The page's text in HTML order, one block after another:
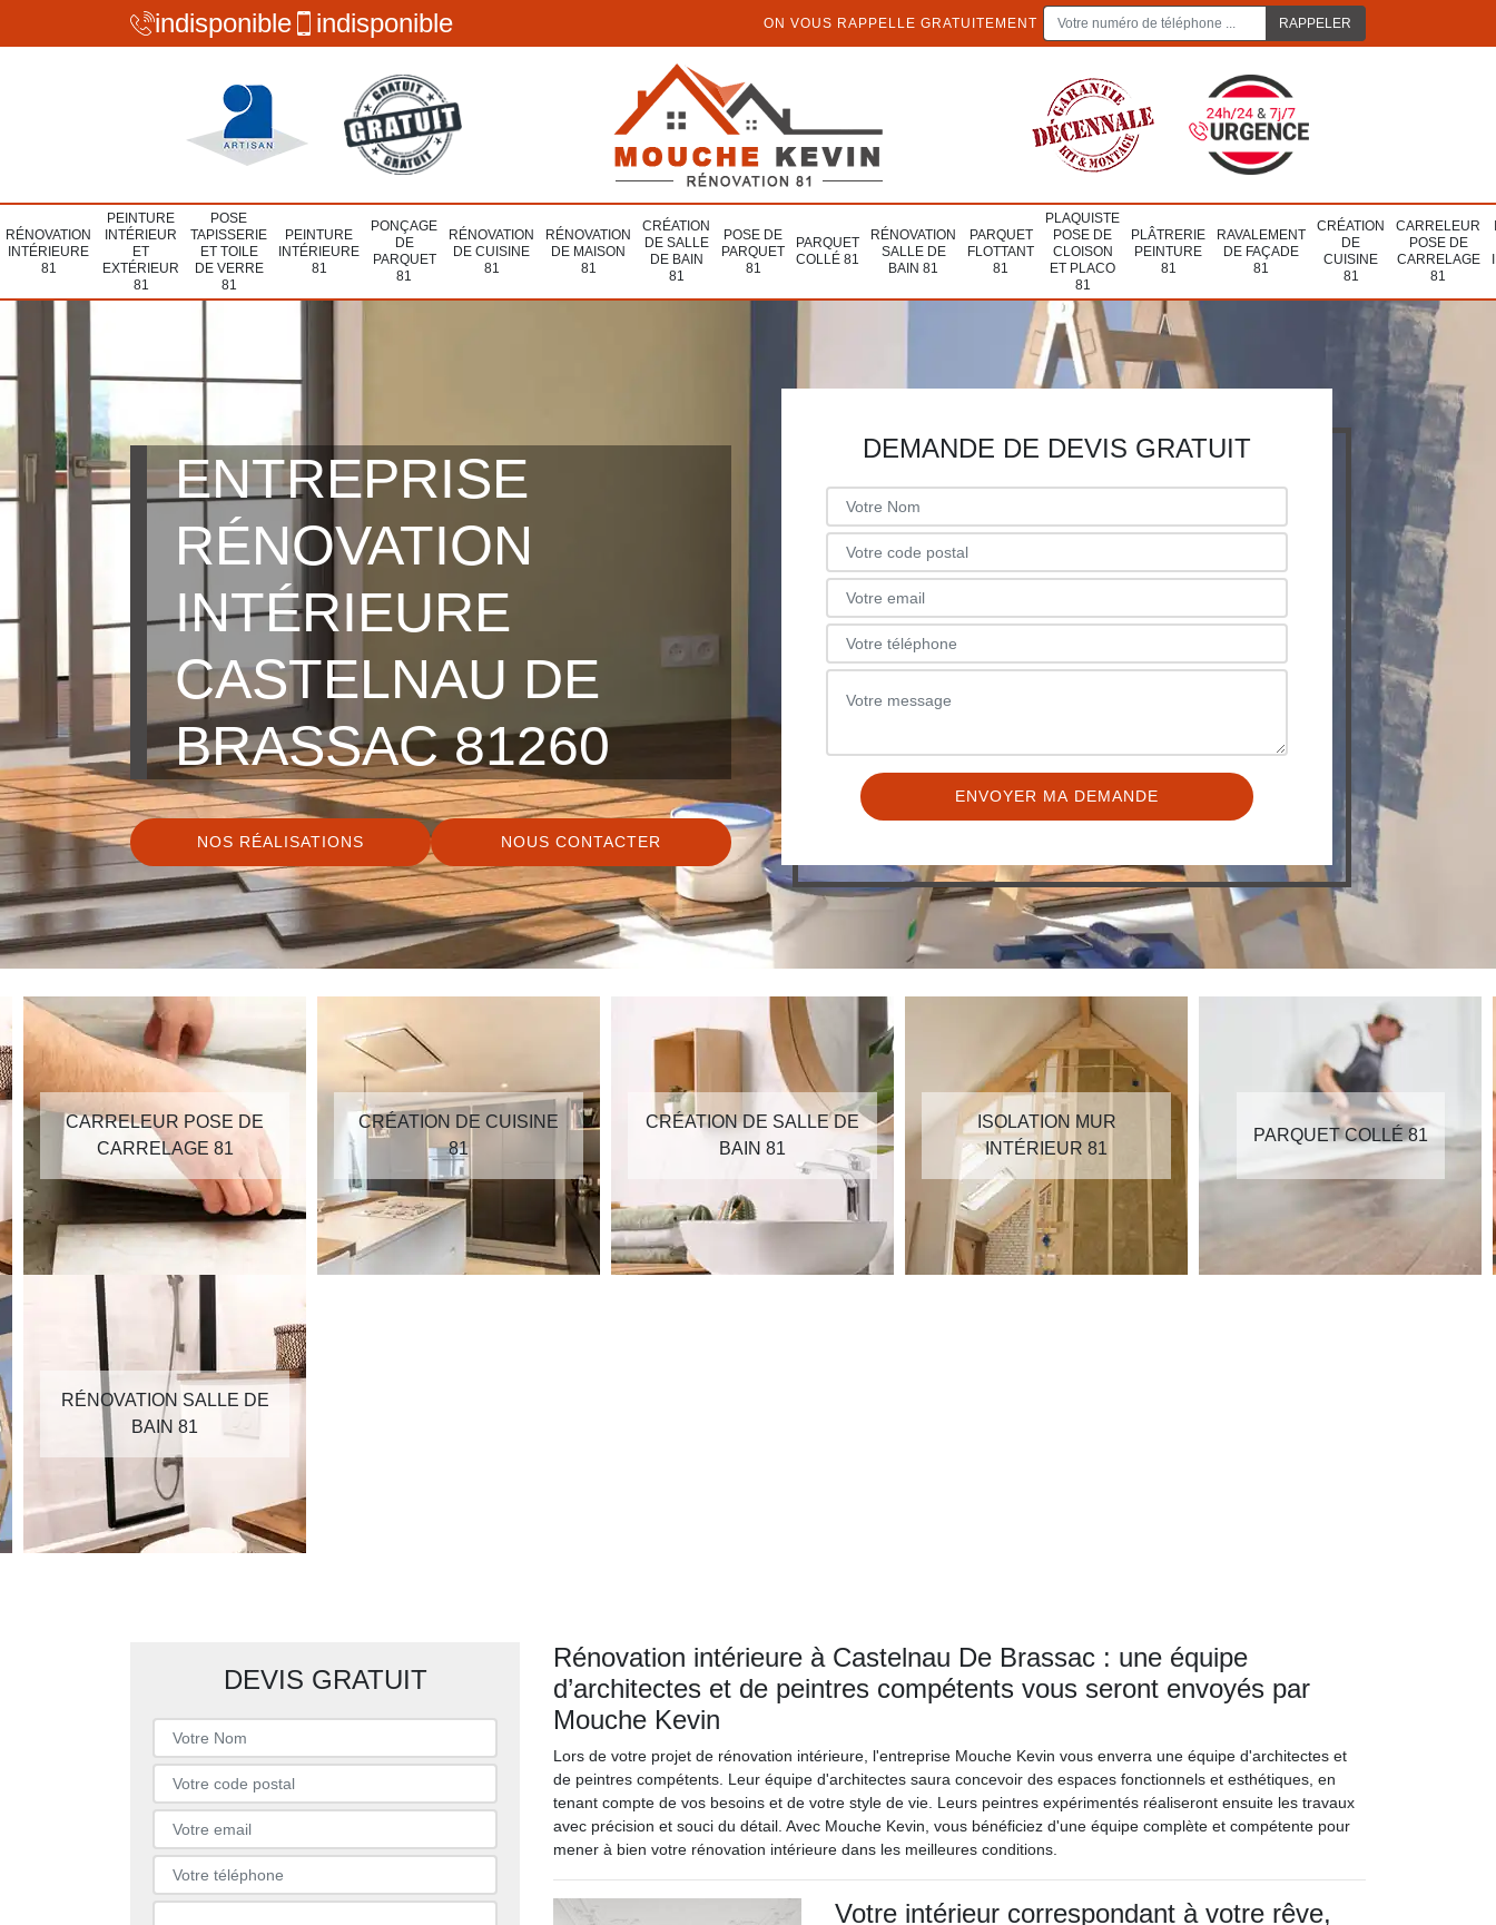
indisponible indisponible ON VOUS RAPPELLE GRATUITEMENT
RÉNOVATION
INTÉRIEURE
81
PEINTURE
INTÉRIEUR
ET
EXTÉRIEUR
81
POSE
TAPISSERIE
ET TOILE
DE VERRE
81
PEINTURE
INTÉRIEURE
81
PONÇAGE
DE
PARQUET
81
RÉNOVATION
DE CUISINE
81
RÉNOVATION
DE MAISON
81
CRÉATION
DE SALLE
DE BAIN
81
POSE DE
PARQUET
81
PARQUET
COLLÉ 81
RÉNOVATION
SALLE DE
BAIN 81
PARQUET
FLOTTANT
81
PLAQUISTE
POSE DE
CLOISON
ET PLACO
81
PLÂTRERIE
PEINTURE
81
RAVALEMENT
DE FAÇADE
81
CRÉATION
DE
CUISINE
81
CARRELEUR
POSE DE
CARRELAGE
81
ENTREPRISE
RÉNOVATION
INTÉRIEURE
CASTELNAU DE
BRASSAC 81260
NOS RÉALISATIONS NOUS CONTACTER
DEMANDE DE DEVIS GRATUIT
CARRELEUR POSE DE
CARRELAGE 81
CRÉATION DE CUISINE
81
CRÉATION DE SALLE DE
BAIN 81
ISOLATION MUR
INTÉRIEUR 81
PARQUET COLLÉ 81
RÉNOVATION SALLE DE
BAIN 81
DEVIS GRATUIT
Rénovation intérieure à Castelnau De Brassac : une équipe
d’architectes et de peintres compétents vous seront envoyés par
Mouche Kevin
Lors de votre projet de rénovation intérieure, l'entreprise Mouche Kevin vous enverra une équipe d'architectes et
de peintres compétents. Leur équipe d'architectes saura concevoir des espaces fonctionnels et esthétiques, en
tenant compte de vos besoins et de votre style de vie. Leurs peintres expérimentés réaliseront ensuite les travaux
avec précision et souci du détail. Avec Mouche Kevin, vous bénéficiez d'une équipe complète et compétente pour
mener à bien votre rénovation intérieure dans les meilleures conditions.
Votre intérieur correspondant à votre rêve,